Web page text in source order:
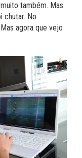
também. Mas
chutar. No
agora que vejo